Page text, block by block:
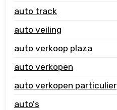
auto track
auto veiling
auto verkoop plaza
auto verkopen
auto verkopen particulier
auto's